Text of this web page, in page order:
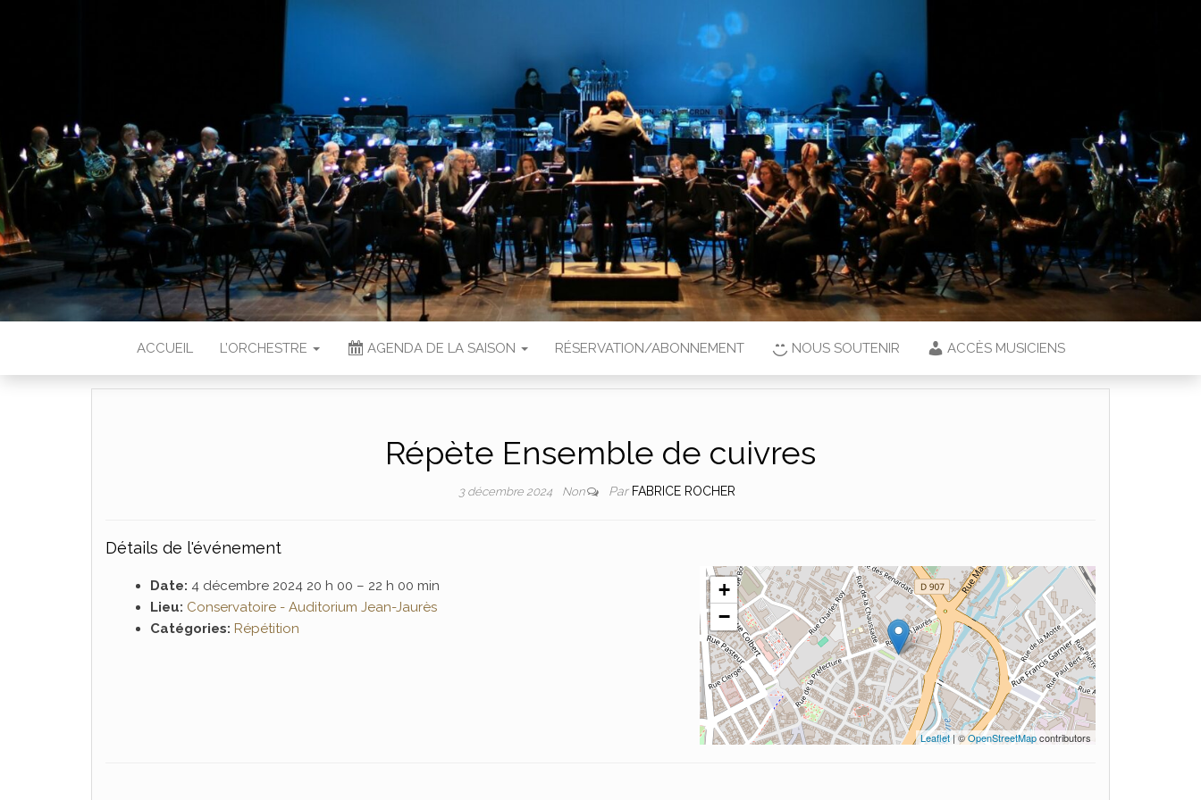
ACCUEIL L’ORCHESTRE AGENDA DE LA SAISON RÉSERVATION/ABONNEMENT NOUS SOUTENIR ACCÈS MUSICIENS
Répète Ensemble de cuivres
3 décembre 2024 Non Par FABRICE ROCHER
Détails de l'événement
Date: 4 décembre 2024 20 h 00 – 22 h 00 min
Lieu: Conservatoire - Auditorium Jean-Jaurès
Catégories: Répétition
+
−
Leaflet | ©OpenStreetMapcontributors